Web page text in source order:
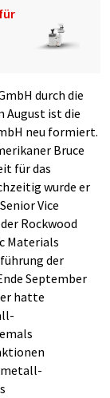
durch die
August ist die
neu formiert.
Bruce
für das
wurde er
Vice
Rockwood
Materials
der
September
hatte